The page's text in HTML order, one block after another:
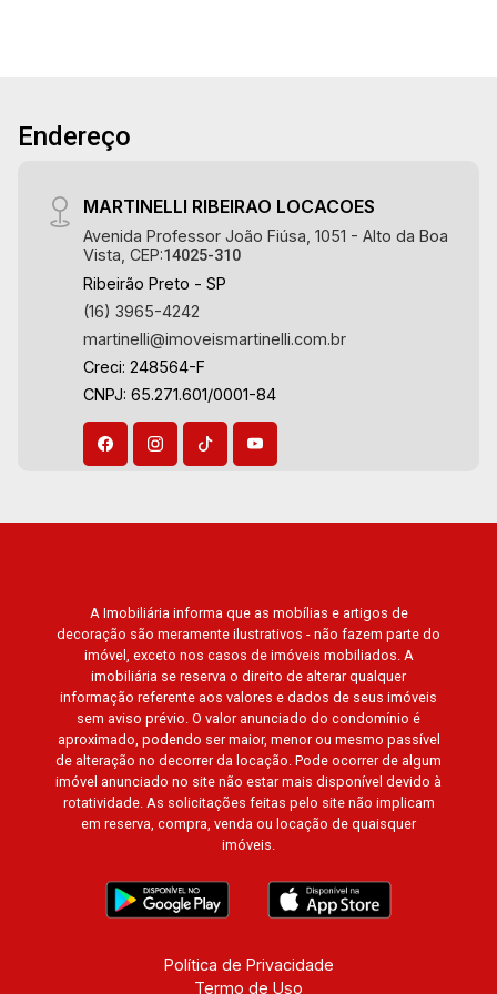
Endereço
MARTINELLI RIBEIRAO LOCACOES
Avenida Professor João Fiúsa, 1051 - Alto da Boa
Vista, CEP:14025-310
Ribeirão Preto - SP
(16) 3965-4242
martinelli@imoveismartinelli.com.br
Creci: 248564-F
CNPJ: 65.271.601/0001-84
A Imobiliária informa que as mobílias e artigos de
decoração são meramente ilustrativos - não fazem parte do
imóvel, exceto nos casos de imóveis mobiliados. A
imobiliária se reserva o direito de alterar qualquer
informação referente aos valores e dados de seus imóveis
sem aviso prévio. O valor anunciado do condomínio é
aproximado, podendo ser maior, menor ou mesmo passível
de alteração no decorrer da locação. Pode ocorrer de algum
imóvel anunciado no site não estar mais disponível devido à
rotatividade. As solicitações feitas pelo site não implicam
em reserva, compra, venda ou locação de quaisquer
imóveis.
Política de Privacidade
Termo de Uso